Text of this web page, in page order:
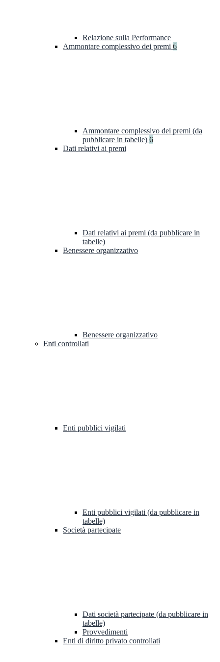
Relazione sulla Performance
Ammontare complessivo dei premi 6
Ammontare complessivo dei premi (da
pubblicare in tabelle) 6
Dati relativi ai premi
Dati relativi ai premi (da pubblicare in
tabelle)
Benessere organizzativo
Benessere organizzativo
Enti controllati
Enti pubblici vigilati
Enti pubblici vigilati (da pubblicare in
tabelle)
Società partecipate
Dati società partecipate (da pubblicare in
tabelle)
Provvedimenti
Enti di diritto privato controllati